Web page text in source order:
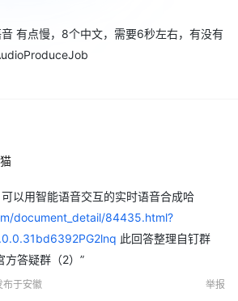
有点慢，8个中文，需要6秒左右，有没有
以用智能语音交互的实时语音合成哈
document_detail/84435.html?
此回答整理自钉群
方答疑群（2）”
布于安徽 举报